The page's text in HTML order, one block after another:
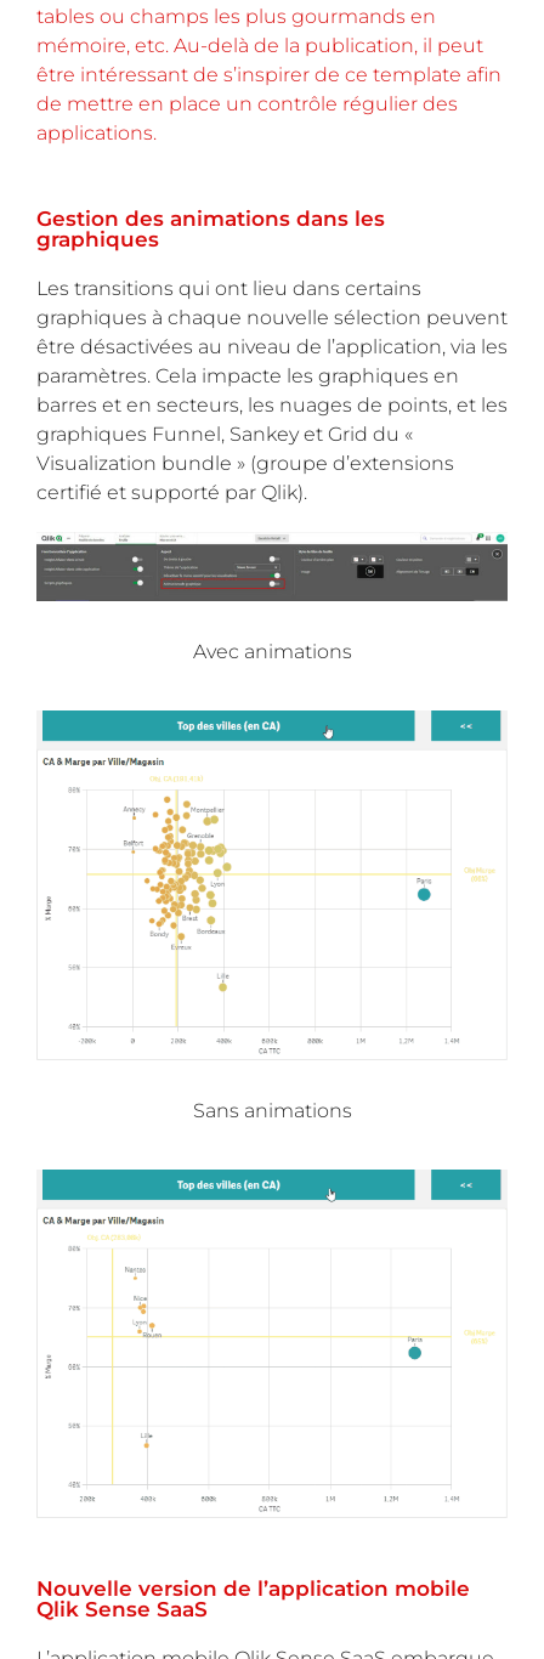
tables ou champs les plus gourmands en
mémoire, etc. Au-delà de la publication, il peut
être intéressant de s’inspirer de ce template afin
de mettre en place un contrôle régulier des
applications.
Gestion des animations dans les
graphiques
Les transitions qui ont lieu dans certains
graphiques à chaque nouvelle sélection peuvent
être désactivées au niveau de l’application, via les
paramètres. Cela impacte les graphiques en
barres et en secteurs, les nuages de points, et les
graphiques Funnel, Sankey et Grid du «
Visualization bundle » (groupe d’extensions
certifié et supporté par Qlik).
Avec animations
Sans animations
Nouvelle version de l’application mobile
Qlik Sense SaaS